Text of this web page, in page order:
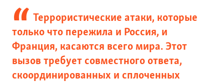
Террористические атаки, которые
только что пережила и Россия, и
Франция, касаются всего мира. Этот
вызов требует совместного ответа,
скоординированных и сплоченных